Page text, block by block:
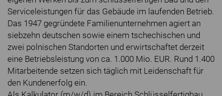
Serviceleistungen für das Gebäude im laufenden Betrieb.
Das 1947 gegründete Familienunternehmen agiert an
siebzehn deutschen sowie einem tschechischen und
zwei polnischen Standorten und erwirtschaftet derzeit
eine Betriebsleistung von ca. 1.000 Mio. EUR. Rund 1.400
Mitarbeitende setzen sich täglich mit Leidenschaft für
den Kundenerfolg ein.